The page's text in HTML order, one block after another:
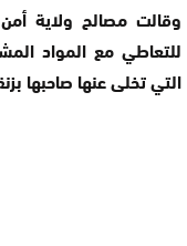
وقالت مصالح ولاية أمن
للتعاطي مع المواد
التي تخلى عنها صاحبها